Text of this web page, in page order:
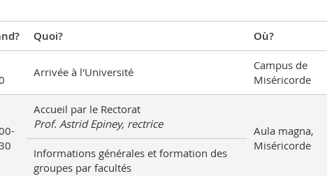
Quoi? Où?
Arrivée à l'Université
Campus de
Miséricorde
Accueil par le Rectorat
Prof. Astrid Epiney, rectrice
Aula magna,
Miséricorde
Informations générales et formation des
groupes par facultés